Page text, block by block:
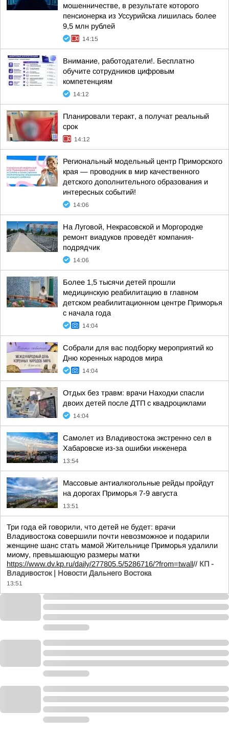
мошенничестве, в результате которого
пенсионерка из Уссурийска лишилась более
9,5 млн рублей
14:15
Внимание, работодатели!. Бесплатно
обучите сотрудников цифровым
компетенциям
14:12
Планировали теракт, а получат реальный
срок
14:12
Региональный модельный центр Приморского
края — проводник в мир качественного
детского дополнительного образования и
интересных событий!
14:06
На Луговой, Некрасовской и Моргородке
ремонт виадуков проведёт компания-
подрядчик
14:06
Более 1,5 тысячи детей прошли
медицинскую реабилитацию в главном
детском реабилитационном центре Приморья
с начала года
14:04
Собрали для вас подборку мероприятий ко
Дню коренных народов мира
14:04
Отдых без травм: врачи Находки спасли
двоих детей после ДТП с квадроциклами
14:04
Самолет из Владивостока экстренно сел в
Хабаровске из-за ошибки инженера
13:54
Массовые антиалкогольные рейды пройдут
на дорогах Приморья 7-9 августа
13:51
Три года ей говорили, что детей не будет: врачи
Владивостока совершили почти невозможное и подарили
женщине шанс стать мамой Жительнице Приморья удалили
миому, превышающую размеры матки
https://www.dv.kp.ru/daily/277805.5/5286716/?from=twall// КП -
Владивосток | Новости Дальнего Востока
13:51